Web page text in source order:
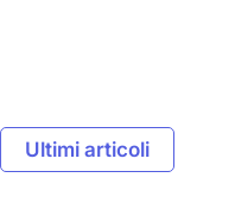
Ultimi articoli